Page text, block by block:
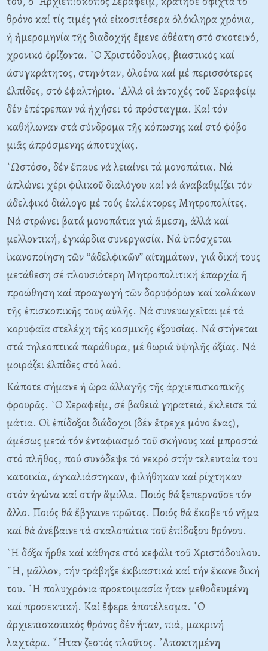
θρόνο καί τίς τιμές γιά εἰκοσιτέσερα ὁλόκληρα χρόνια,
ἡ ἡμερομηνία τῆς διαδοχῆς ἔμενε ἀθέατη στό σκοτεινό,
χρονικό ὁρίζοντα. ῾Ο Χριστόδουλος, βιαστικός καί
ἀσυγκράτητος, στηνόταν, ὁλοένα καί μέ περισσότερες
ἐλπίδες, στό ἐφαλτήριο. ᾿Αλλά οἱ ἀντοχές τοῦ Σεραφείμ
δέν ἐπέτρεπαν νά ἠχήσει τό πρόσταγμα. Καί τόν
καθήλωναν στά σύνδρομα τῆς κόπωσης καί στό φόβο
μιᾶς ἀπρόσμενης ἀποτυχίας.
῾Ωστόσο, δέν ἔπαυε νά λειαίνει τά μονοπάτια. Νά
ἁπλώνει χέρι φιλικοῦ διαλόγου καί νά ἀναβαθμίζει τόν
ἀδελφικό διάλογο μέ τούς ἐκλέκτορες Μητροπολίτες.
Νά στρώνει βατά μονοπάτια γιά ἄμεση, ἀλλά καί
μελλοντική, ἐγκάρδια συνεργασία. Νά ὑπόσχεται
ἱκανοποίηση τῶν “ἀδελφικῶν” αἰτημάτων, γιά δική τους
μετάθεση σέ πλουσιότερη Μητροπολιτική ἐπαρχία ἤ
προώθηση καί προαγωγή τῶν δορυφόρων καί κολάκων
τῆς ἐπισκοπικῆς τους αὐλῆς. Νά συνευωχεῖται μέ τά
κορυφαῖα στελέχη τῆς κοσμικῆς ἐξουσίας. Νά στήνεται
στά τηλεοπτικά παράθυρα, μέ θωριά ὑψηλῆς ἀξίας. Νά
μοιράζει ἐλπίδες στό λαό.
Κάποτε σήμανε ἡ ὥρα ἀλλαγῆς τῆς ἀρχιεπισκοπικῆς
φρουρᾶς. ῾Ο Σεραφείμ, σέ βαθειά γηρατειά, ἔκλεισε τά
μάτια. Οἱ ἐπίδοξοι διάδοχοι (δέν ἔτρεχε μόνο ἕνας),
ἀμέσως μετά τόν ἐνταφιασμό τοῦ σκήνους καί μπροστά
στό πλῆθος, πού συνόδεψε τό νεκρό στήν τελευταία του
κατοικία, ἀγκαλιάστηκαν, φιλήθηκαν καί ρίχτηκαν
στόν ἀγώνα καί στήν ἅμιλλα. Ποιός θά ξεπερνοῦσε τόν
ἄλλο. Ποιός θά ἔβγαινε πρῶτος. Ποιός θά ἔκοβε τό νῆμα
καί θά ἀνέβαινε τά σκαλοπάτια τοῦ ἐπίδοξου θρόνου.
῾Η δόξα ἦρθε καί κάθησε στό κεφάλι τοῦ Χριστόδουλου.
῎Η, μᾶλλον, τήν τράβηξε ἐκβιαστικά καί τήν ἔκανε δική
του. ῾Η πολυχρόνια προετοιμασία ἦταν μεθοδευμένη
καί προσεκτική. Καί ἔφερε ἀποτέλεσμα. ῾Ο
ἀρχιεπισκοπικός θρόνος δέν ἦταν, πιά, μακρινή
λαχτάρα. ῏Ηταν ζεστός πλοῦτος. ᾿Αποκτημένη